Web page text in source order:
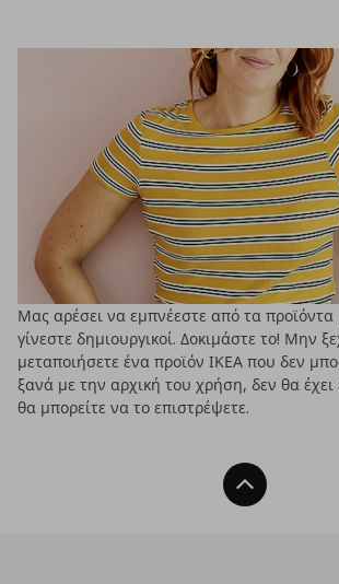
Μας αρέσει να εμπνέεστε από τα προϊόντα
γίνεστε δημιουργικοί. Δοκιμάστε το! Μην
μεταποιήσετε ένα προϊόν ΙΚΕΑ που δεν
ξανά με την αρχική του χρήση, δεν θα έχει
θα μπορείτε να το επιστρέψετε.
Back To Top